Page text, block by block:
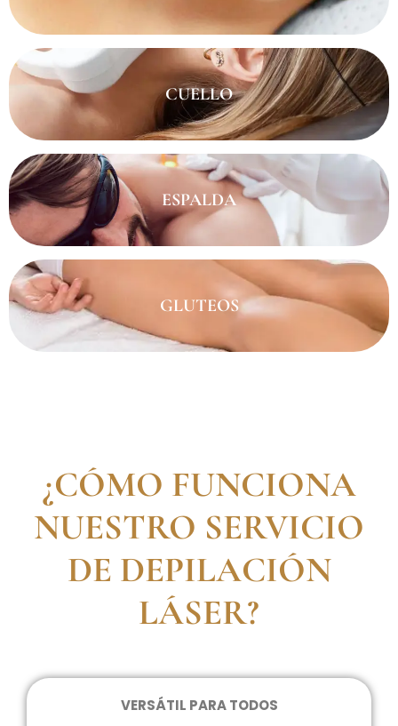
CUELLO
ESPALDA
GLUTEOS
¿CÓMO FUNCIONA
NUESTRO SERVICIO
DE DEPILACIÓN
LÁSER?
VERSÁTIL PARA TODOS